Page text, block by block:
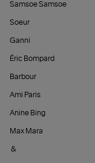
Samsoe Samsoe
Soeur
Ganni
Éric Bompard
Barbour
Ami Paris
Anine Bing
Max Mara
&